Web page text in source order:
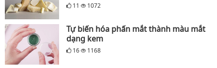
11 1072
Tự biến hóa phấn mắt thành màu mắt
dạng kem
16 1168